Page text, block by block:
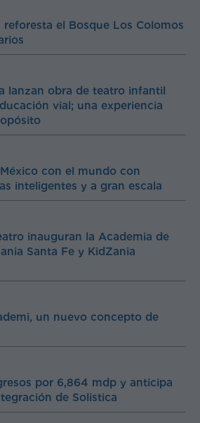
el Bosque Los Colomos
lanzan obra de teatro infantil
vial; una experiencia
con el mundo con
inteligentes y a gran escala
inauguran la Academia de
Santa Fe y KidZania
un nuevo concepto de
por 6,864 mdp y anticipa
de Solistica